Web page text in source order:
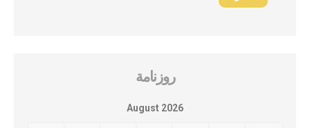
روزنامة
August 2026